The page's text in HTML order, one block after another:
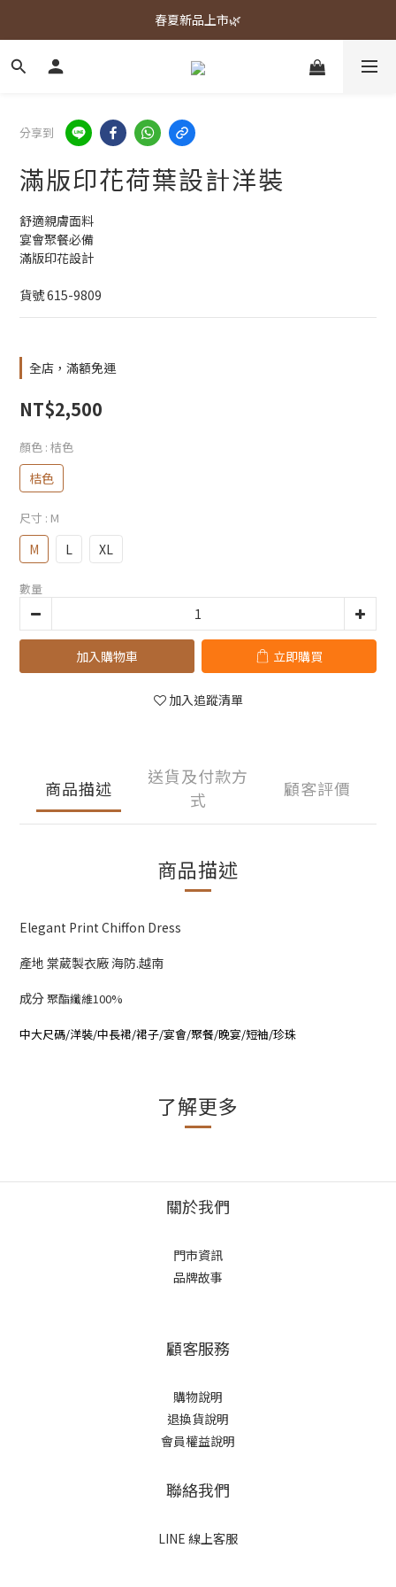
春夏新品上市🌿
春夏新品上市🌿
週週上新品✨
分享到
滿版印花荷葉設計洋裝
舒適親膚面料
宴會聚餐必備
滿版印花設計
貨號 615-9809
全店，滿額免運
NT$2,500
顏色 : 桔色
桔色
尺寸 : M
M L XL
數量
加入購物車 立即購買
加入追蹤清單
商品描述
送貨及付款方
式
顧客評價
商品描述
Elegant Print Chiffon Dress
產地 棠葳製衣廠 海防.越南
成分聚酯纖維100%
中大尺碼/洋裝/中長裙/裙子/宴會/聚餐/晚宴/短袖/珍珠
了解更多
關於我們
門市資訊
品牌故事
顧客服務
購物說明
退換貨說明
會員權益說明
聯絡我們
LINE 線上客服